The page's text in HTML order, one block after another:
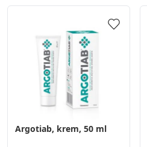
Argotiab, krem, 50 ml